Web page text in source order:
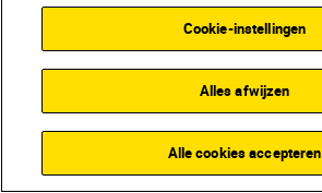
Gebruiksvoorwaarden
Nikon Store - Algemene voorwaarden
Cookieverklaring
Toegankelijkheid
© 2026 Nikon
Cookie-instellingen
Alles afwijzen
Alle cookies accepteren